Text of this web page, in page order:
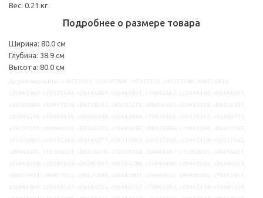
Вес: 0.21 кг
Подробнее о размере товара
Ширина: 80.0 см
Глубина: 38.9 см
Высота: 80.0 см